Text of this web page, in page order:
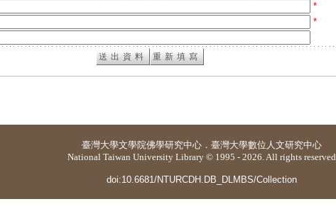
*
*
臺灣大學文學院佛學研究中心 ． 臺灣大學數位人文研究中心
National Taiwan University Library © 1995 - 2026. All rights reserved
doi:10.6681/NTURCDH.DB_DLMBS/Collection